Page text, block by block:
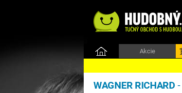
Akcie
WAGNER RICHARD-